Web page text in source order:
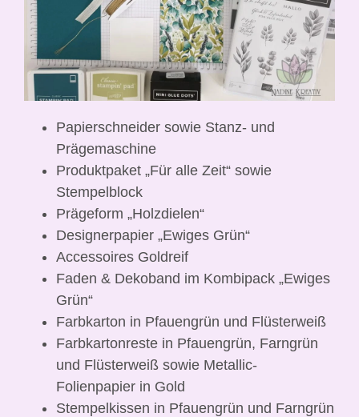
Papierschneider sowie Stanz- und
Prägemaschine
Produktpaket „Für alle Zeit“ sowie
Stempelblock
Prägeform „Holzdielen“
Designerpapier „Ewiges Grün“
Accessoires Goldreif
Faden & Dekoband im Kombipack „Ewiges
Grün“
Farbkarton in Pfauengrün und Flüsterweiß
Farbkartonreste in Pfauengrün, Farngrün
und Flüsterweiß sowie Metallic-
Folienpapier in Gold
Stempelkissen in Pfauengrün und Farngrün